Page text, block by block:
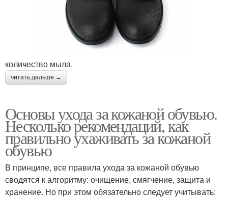
количество мыла.
читать дальше →
Основы ухода за кожаной обувью.
Несколько рекомендаций, как
правильно ухаживать за кожаной
обувью
В принципе, все правила ухода за кожаной обувью
сводятся к алгоритму: очищение, смягчение, защита и
хранение. Но при этом обязательно следует учитывать: